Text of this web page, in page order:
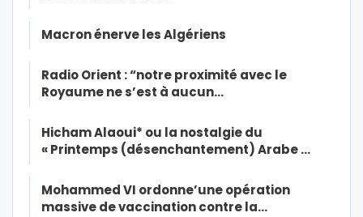
Macron énerve les Algériens
Radio Orient : “notre proximité avec le
Royaume ne s’est à aucun…
Hicham Alaoui* ou la nostalgie du
« Printemps (désenchantement) Arabe …
Mohammed VI ordonne’une opération
massive de vaccination contre la…